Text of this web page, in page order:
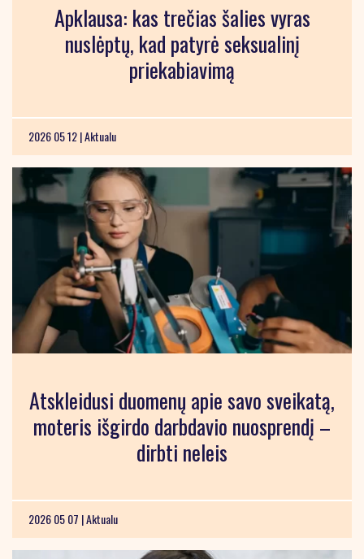
Apklausa: kas trečias šalies vyras
nuslėptų, kad patyrė seksualinį
priekabiavimą
2026 05 12 |Aktualu
Atskleidusi duomenų apie savo sveikatą,
moteris išgirdo darbdavio nuosprendį –
dirbti neleis
2026 05 07 |Aktualu